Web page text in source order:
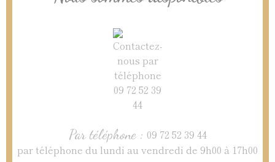
Par téléphone : 09 72 52 39 44
par téléphone du lundi au vendredi de 9h00 à 17h00